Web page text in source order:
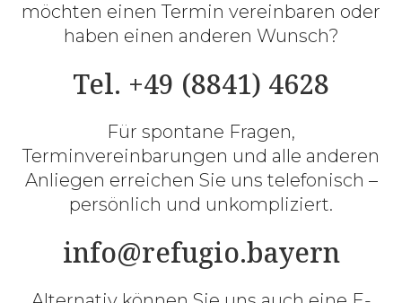
möchten einen Termin vereinbaren oder
haben einen anderen Wunsch?
Tel. +49 (8841) 4628
Für spontane Fragen,
Terminvereinbarungen und alle anderen
Anliegen erreichen Sie uns telefonisch –
persönlich und unkompliziert.
info@refugio.bayern